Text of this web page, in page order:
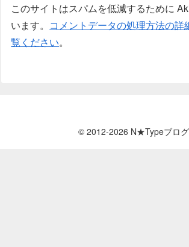
このサイトはスパムを低減するために
います。 コメントデータの処理方法の詳
覧ください。
© 2012-2026 N★Typeブロ